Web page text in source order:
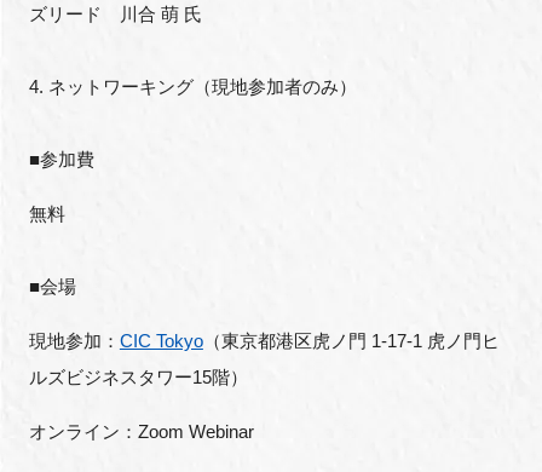
ズリード 川合 萌 氏
4. ネットワーキング（現地参加者のみ）
■参加費
無料
■会場
現地参加： CIC Tokyo（東京都港区虎ノ門 1-17-1 虎ノ門ヒ
ルズビジネスタワー15階）
オンライン： Zoom Webinar